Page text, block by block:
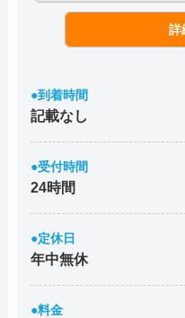
詳
●到着時間
記載なし
●受付時間
24時間
●定休日
年中無休
●料金